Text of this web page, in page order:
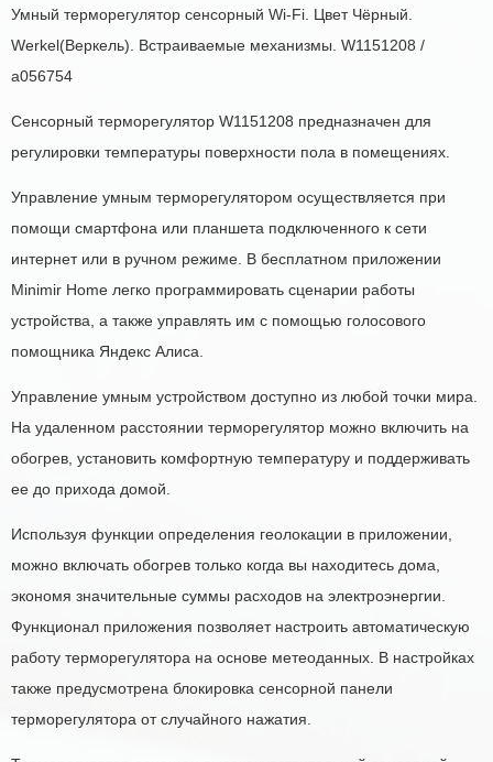
Умный терморегулятор сенсорный Wi-Fi. Цвет Чёрный.
Werkel(Веркель). Встраиваемые механизмы. W1151208 /
a056754
Сенсорный терморегулятор W1151208 предназначен для
регулировки температуры поверхности пола в помещениях.
Управление умным терморегулятором осуществляется при
помощи смартфона или планшета подключенного к сети
интернет или в ручном режиме. В бесплатном приложении
Minimir Home легко программировать сценарии работы
устройства, а также управлять им с помощью голосового
помощника Яндекс Алиса.
Управление умным устройством доступно из любой точки мира.
На удаленном расстоянии терморегулятор можно включить на
обогрев, установить комфортную температуру и поддерживать
ее до прихода домой.
Используя функции определения геолокации в приложении,
можно включать обогрев только когда вы находитесь дома,
экономя значительные суммы расходов на электроэнергии.
Функционал приложения позволяет настроить автоматическую
работу терморегулятора на основе метеоданных. В настройках
также предусмотрена блокировка сенсорной панели
терморегулятора от случайного нажатия.